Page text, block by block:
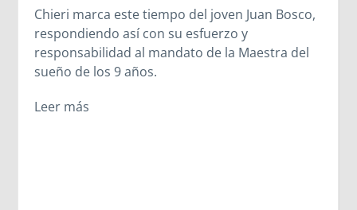
Chieri marca este tiempo del joven Juan Bosco,
respondiendo así con su esfuerzo y
responsabilidad al mandato de la Maestra del
sueño de los 9 años.
Leer más